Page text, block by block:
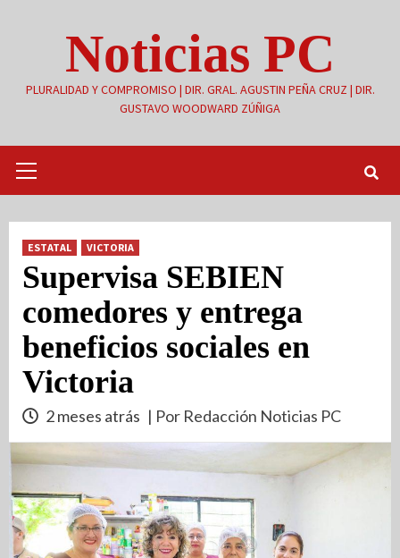
Noticias PC
PLURALIDAD Y COMPROMISO | DIR. GRAL. AGUSTIN PEÑA CRUZ | DIR.
GUSTAVO WOODWARD ZÚÑIGA
primario
ESTATAL VICTORIA
Supervisa SEBIEN
comedores y entrega
beneficios sociales en
Victoria
2 meses atrás | Por Redacción Noticias PC